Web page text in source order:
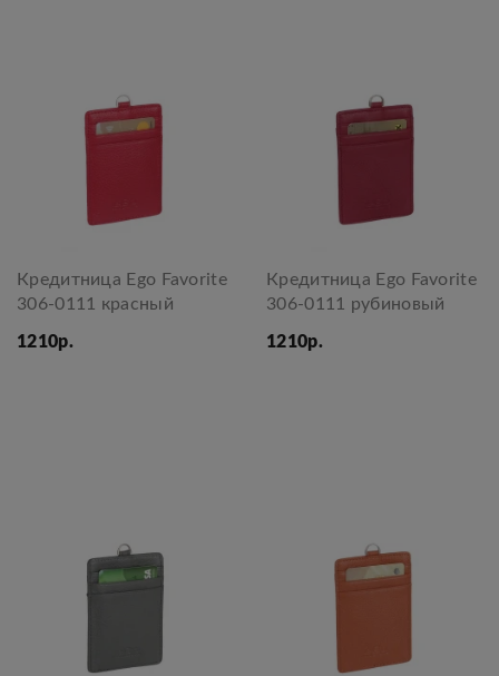
Кредитница Ego Favorite
306-0111 красный
1210р.
Кредитница Ego Favorite
306-0111 рубиновый
1210р.